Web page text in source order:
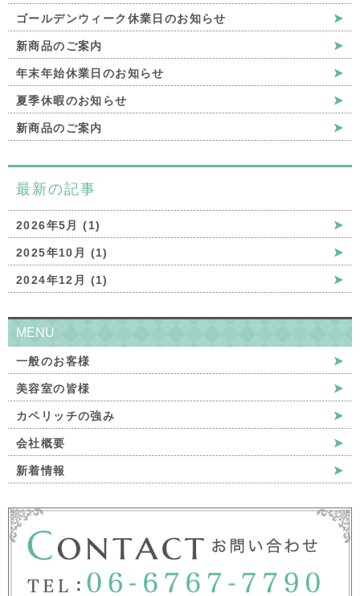
ゴールデンウィーク休業日のお知らせ
新商品のご案内
年末年始休業日のお知らせ
夏季休暇のお知らせ
新商品のご案内
最新の記事
2026年5月 (1)
2025年10月 (1)
2024年12月 (1)
MENU
一般のお客様
美容室の皆様
カペリッチの強み
会社概要
新着情報